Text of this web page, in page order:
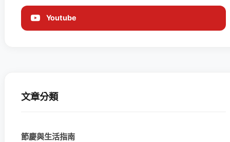
Youtube
文章分類
節慶與生活指南